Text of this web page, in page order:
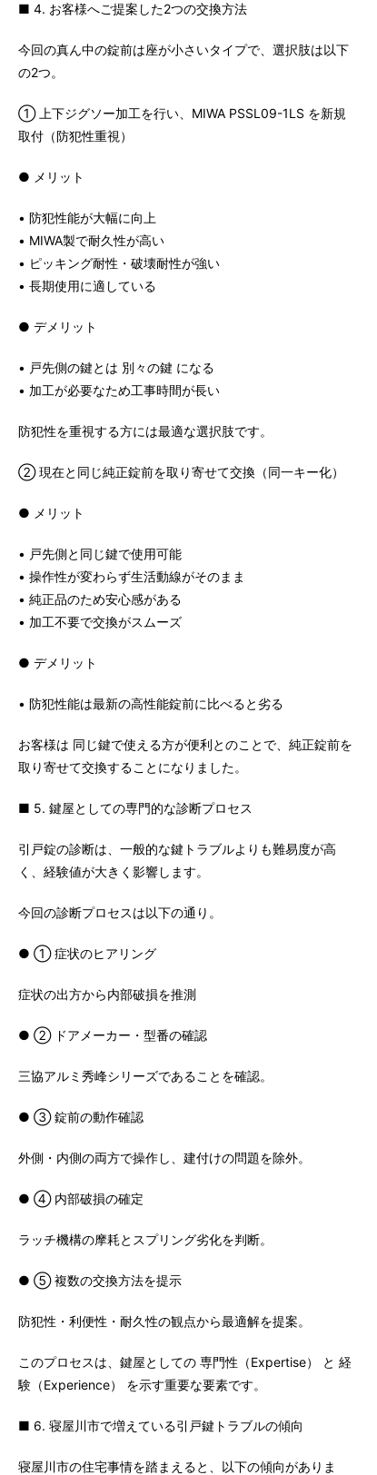
■ 4. お客様へご提案した2つの交換方法
今回の真ん中の錠前は座が小さいタイプで、選択肢は以下
の2つ。
① 上下ジグソー加工を行い、MIWA PSSL09-1LS を新規
取付（防犯性重視）
● メリット
• 防犯性能が大幅に向上
• MIWA製で耐久性が高い
• ピッキング耐性・破壊耐性が強い
• 長期使用に適している
● デメリット
• 戸先側の鍵とは 別々の鍵 になる
• 加工が必要なため工事時間が長い
防犯性を重視する方には最適な選択肢です。
② 現在と同じ純正錠前を取り寄せて交換（同一キー化）
● メリット
• 戸先側と同じ鍵で使用可能
• 操作性が変わらず生活動線がそのまま
• 純正品のため安心感がある
• 加工不要で交換がスムーズ
● デメリット
• 防犯性能は最新の高性能錠前に比べると劣る
お客様は 同じ鍵で使える方が便利とのことで、純正錠前を
取り寄せて交換することになりました。
■ 5. 鍵屋としての専門的な診断プロセス
引戸錠の診断は、一般的な鍵トラブルよりも難易度が高
く、経験値が大きく影響します。
今回の診断プロセスは以下の通り。
● ① 症状のヒアリング
症状の出方から内部破損を推測
● ② ドアメーカー・型番の確認
三協アルミ秀峰シリーズであることを確認。
● ③ 錠前の動作確認
外側・内側の両方で操作し、建付けの問題を除外。
● ④ 内部破損の確定
ラッチ機構の摩耗とスプリング劣化を判断。
● ⑤ 複数の交換方法を提示
防犯性・利便性・耐久性の観点から最適解を提案。
このプロセスは、鍵屋としての 専門性（Expertise） と 経
験（Experience） を示す重要な要素です。
■ 6. 寝屋川市で増えている引戸鍵トラブルの傾向
寝屋川市の住宅事情を踏まえると、以下の傾向がありま